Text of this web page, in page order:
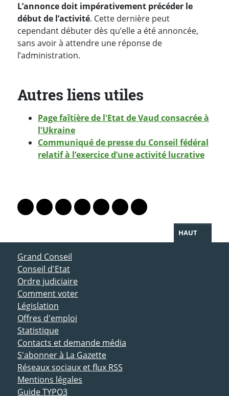
L’annonce doit impérativement précéder le
début de l’activité. Cette dernière peut
cependant débuter dès qu’elle a été annoncée,
sans avoir à attendre une réponse de
l’administration.
Autres liens utiles
Page faîtière de l'Etat de Vaud consacrée à
l'Ukraine
Communiqué de presse du Conseil fédéral
relatif à l’exercice d’une activité lucrative
Lien vers le profil Mastodon
Lien vers le profil Bluesky
Lien vers le profil Instagram
Lien vers le profil Linkedin
Lien vers le profil Facebook
Lien vers le profil Twitter
Partager par WhatsApp
HAUT
ACCÈS DIRECT
Grand Conseil
Conseil d'Etat
Ordre judiciaire
Comment voter
Législation
Offres d'emploi
Statistique
Contacts et demande média
S'abonner à La Gazette
Réseaux sociaux et flux RSS
Mentions légales
Guide TYPO3